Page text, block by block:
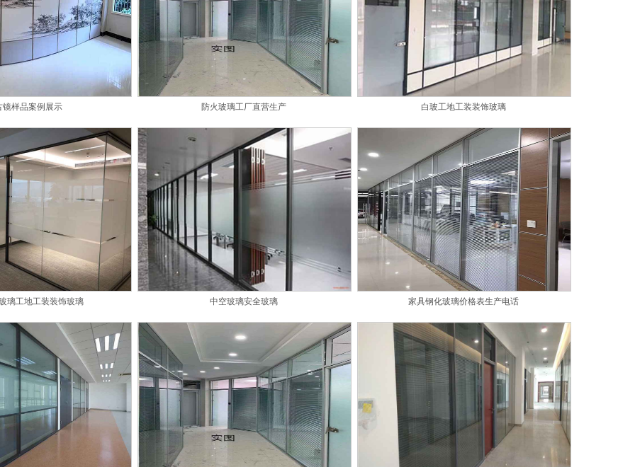
镜样品案例展示 防火玻璃工厂直营生产 白玻工地工装装饰玻璃
璃工地工装装饰玻璃 中空玻璃安全玻璃 家具钢化玻璃价格表生产电话